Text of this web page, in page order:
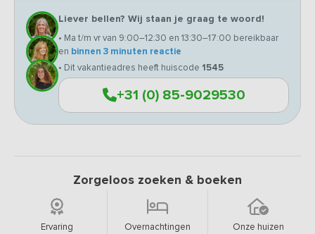
Liever bellen? Wij staan je graag te woord!
• Ma t/m vr van 9:00–12:30 en 13:30–17:00 bereikbaar
en binnen 3 minuten reactie
• Dit vakantieadres heeft huiscode 1545
+31 (0) 85-9029530
Zorgeloos zoeken & boeken
Ervaring Overnachtingen Onze huizen